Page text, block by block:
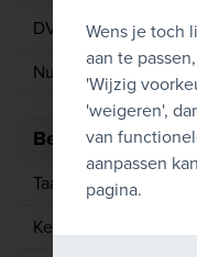
DVI
Numeriek
Bediening
Taal toetsenbord
Keyboard
Wens je toch
aan te
'Wijzig
'weigeren',
van
aanpassen
pagina.